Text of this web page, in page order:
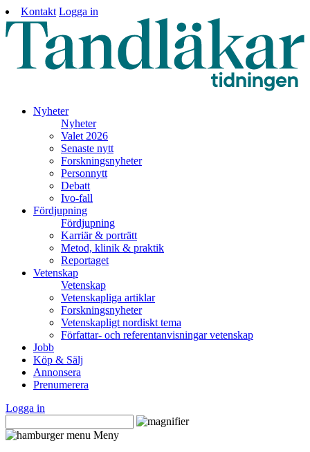
Kontakt Logga in
Nyheter
Nyheter
Valet 2026
Senaste nytt
Forskningsnyheter
Personnytt
Debatt
Ivo-fall
Fördjupning
Fördjupning
Karriär & porträtt
Metod, klinik & praktik
Reportaget
Vetenskap
Vetenskap
Vetenskapliga artiklar
Forskningsnyheter
Vetenskapligt nordiskt tema
Författar- och referentanvisningar vetenskap
Jobb
Köp & Sälj
Annonsera
Prenumerera
Logga in
Meny